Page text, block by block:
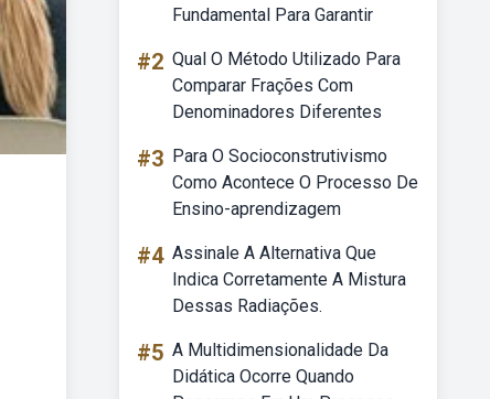
Fundamental Para Garantir
#2 Qual O Método Utilizado Para
Comparar Frações Com
Denominadores Diferentes
#3 Para O Socioconstrutivismo
Como Acontece O Processo De
Ensino-aprendizagem
#4 Assinale A Alternativa Que
Indica Corretamente A Mistura
Dessas Radiações.
#5 A Multidimensionalidade Da
Didática Ocorre Quando